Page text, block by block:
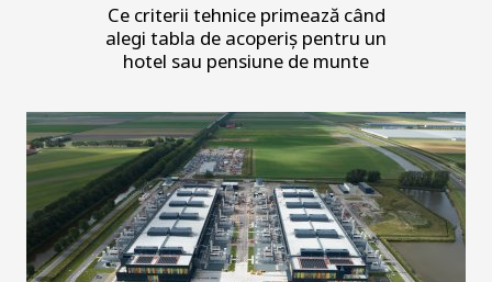
Ce criterii tehnice primează când
alegi tabla de acoperiș pentru un
hotel sau pensiune de munte